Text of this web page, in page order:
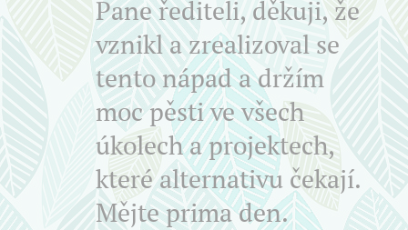
Pane řediteli, děkuji, že
vznikl a zrealizoval se
tento nápad a držím
moc pěsti ve všech
úkolech a projektech,
které alternativu čekají.
Mějte prima den.